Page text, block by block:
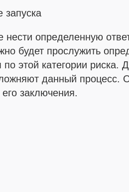
запуска
определенную
будет прослужить
этой категории риска.
данный процесс.
заключения.